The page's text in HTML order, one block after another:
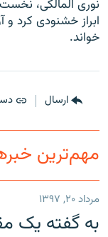
به ما بپیوندید
زبان‌های دیگر
نوری المالکی، نخست
ابراز خشنودی کرد
خواند.
ارسال
مهم‌ترین
مرداد ۲۰, ۱۳۹۷
به گفته یک